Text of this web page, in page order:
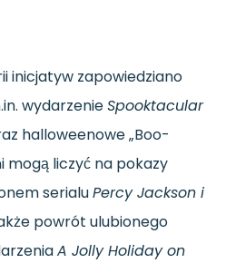
inicjatyw zapowiedziano
wydarzenieSpooktacular
halloweenowe „Boo-
mogą liczyć na pokazy
serialuPercy Jackson i
powrót ulubionego
A Jolly Holiday on